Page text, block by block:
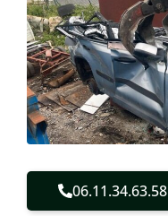
06.11.34.63.58